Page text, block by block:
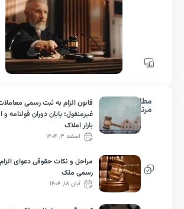
قانون الزام به ثبت رسمی معاملات اموال
غیرمنقول؛ پایان دوران قولنامه و انقلاب حقوقی در
بازار املاک
اسفند ۳, ۱۴۰۴
مراحل و نکات حقوقی دعوای الزام به تنظیم سند
رسمی ملک
آبان ۱۸, ۱۴۰۴